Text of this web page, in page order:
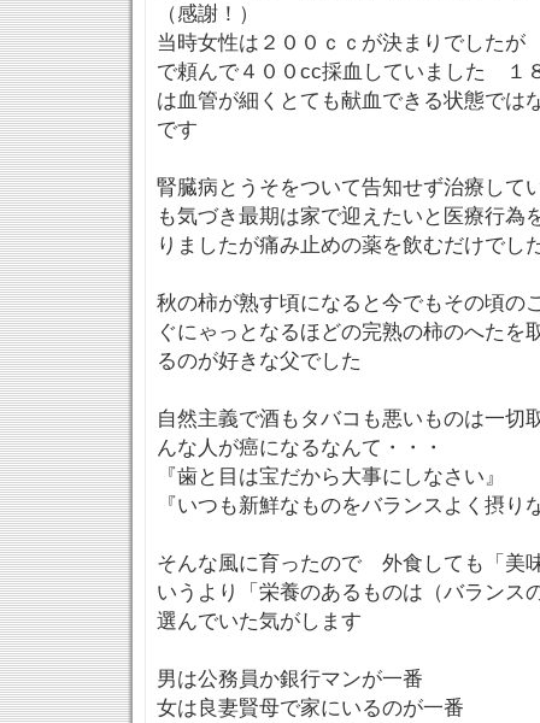
（感謝！）
当時女性は２００ｃｃが決まりでした
で頼んで４００cc採血していました １
は血管が細くとても献血できる状態では
です
腎臓病とうそをついて告知せず治療し
も気づき最期は家で迎えたいと医療行
りましたが痛み止めの薬を飲むだけでし
秋の柿が熟す頃になると今でもその頃の
ぐにゃっとなるほどの完熟の柿のへた
るのが好きな父でした
自然主義で酒もタバコも悪いものは一
んな人が癌になるなんて・・・
『歯と目は宝だから大事にしなさい』
『いつも新鮮なものをバランスよく摂り
そんな風に育ったので 外食しても「美
いうより「栄養のあるものは（バランス
選んでいた気がします
男は公務員か銀行マンが一番
女は良妻賢母で家にいるのが一番